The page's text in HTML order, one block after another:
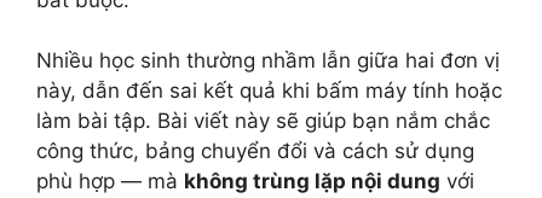
Nhiều học sinh thường nhầm lẫn giữa hai đơn vị
này, dẫn đến sai kết quả khi bấm máy tính hoặc
làm bài tập. Bài viết này sẽ giúp bạn nắm chắc
công thức, bảng chuyển đổi và cách sử dụng
phù hợp — mà không trùng lặp nội dung với